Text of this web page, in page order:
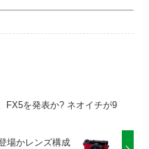
FX5を発表か? ネオイチが9
場かレンズ構成